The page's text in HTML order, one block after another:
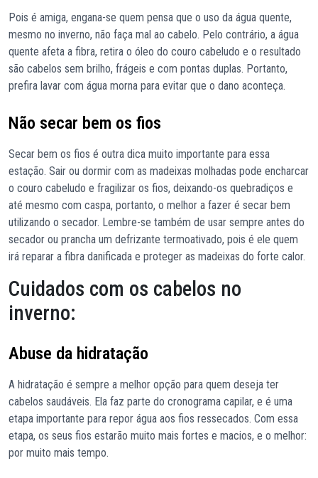
Pois é amiga, engana-se quem pensa que o uso da água quente,
mesmo no inverno, não faça mal ao cabelo. Pelo contrário, a água
quente afeta a fibra, retira o óleo do couro cabeludo e o resultado
são cabelos sem brilho, frágeis e com pontas duplas. Portanto,
prefira lavar com água morna para evitar que o dano aconteça.
Não secar bem os fios
Secar bem os fios é outra dica muito importante para essa
estação. Sair ou dormir com as madeixas molhadas pode encharcar
o couro cabeludo e fragilizar os fios, deixando-os quebradiços e
até mesmo com caspa, portanto, o melhor a fazer é secar bem
utilizando o secador. Lembre-se também de usar sempre antes do
secador ou prancha um defrizante termoativado, pois é ele quem
irá reparar a fibra danificada e proteger as madeixas do forte calor.
Cuidados com os cabelos no
inverno:
Abuse da hidratação
A hidratação é sempre a melhor opção para quem deseja ter
cabelos saudáveis. Ela faz parte do cronograma capilar, e é uma
etapa importante para repor água aos fios ressecados. Com essa
etapa, os seus fios estarão muito mais fortes e macios, e o melhor:
por muito mais tempo.